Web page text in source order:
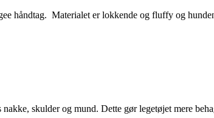
håndtag. Materialet er lokkende og fluffy og
skulder og mund. Dette gør legetøjet mere